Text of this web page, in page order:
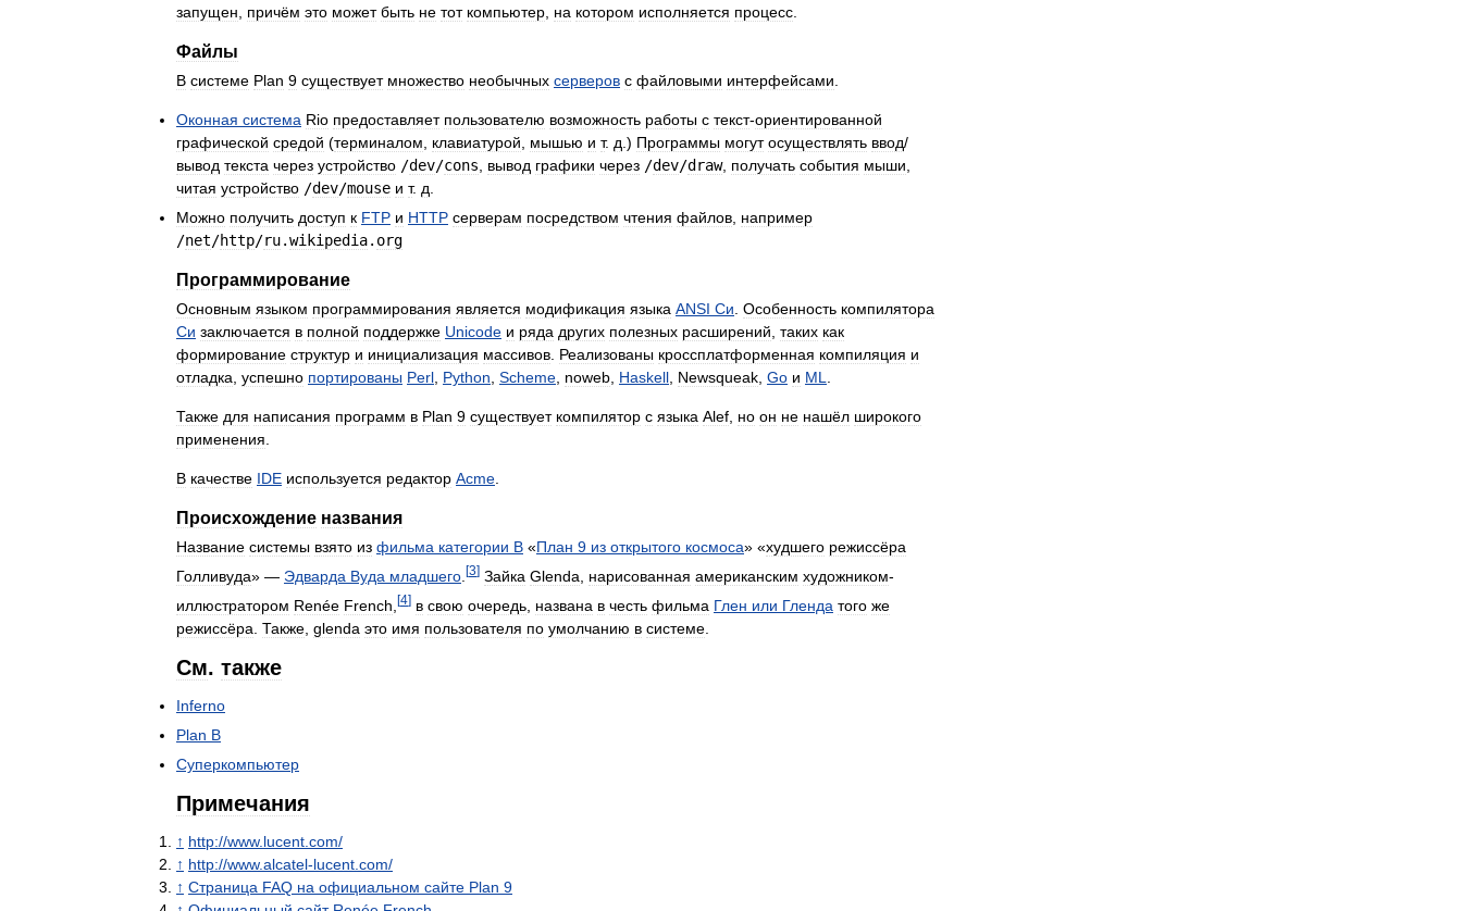
запущен, причём это может быть не тот компьютер, на котором исполняется процесс.
Файлы
В системе Plan 9 существует множество необычных серверов с файловыми интерфейсами.
Оконная система Rio предоставляет пользователю возможность работы с текст-ориентированной
графической средой (терминалом, клавиатурой, мышью и т. д.) Программы могут осуществлять ввод/
вывод текста через устройство /dev/cons, вывод графики через /dev/draw, получать события мыши,
читая устройство /dev/mouse и т. д.
Можно получить доступ к FTP и HTTP серверам посредством чтения файлов, например
/net/http/ru.wikipedia. org
Программирование
Основным языком программирования является модификация языка ANSI Си. Особенность компилятора
Си заключается в полной поддержке Unicode и ряда других полезных расширений, таких как
формирование структур и инициализация массивов. Реализованы кроссплатформенная компиляция и
отладка, успешно портированы Perl, Python, Scheme, noweb, Haskell, Newsqueak, Go и ML.
Также для написания программ в Plan 9 существует компилятор с языка Alef, но он не нашёл широкого
применения.
В качестве IDE используется редактор Acme.
Происхождение названия
Название системы взято из фильма категории B «План 9 из открытого космоса» «худшего режиссёра
Голливуда» — Эдварда Вуда младшего [3] Зайка Glenda нарисованная американским художником-
иллюстратором Renée French [4] в свою очередь названа в честь фильма Глен или Гленда того же
режиссёра Также glenda это имя пользователя по умолчанию в системе
См. также
Inferno
Plan B
Суперкомпьютер
Примечания
↑ http://www. lucent com/
↑ http://www.alcatel-lucent com/
↑ Страница FAQ на официальном сайте Plan 9